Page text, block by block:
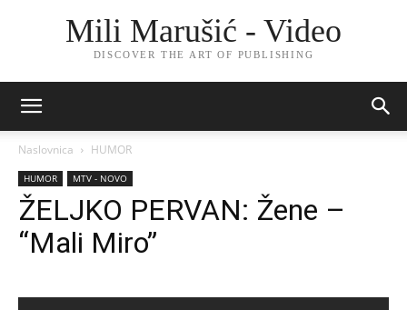
Mili Marušić - Video
DISCOVER THE ART OF PUBLISHING
Naslovnica HUMOR
HUMOR MTV - NOVO
ŽELJKO PERVAN: Žene –
“Mali Miro”